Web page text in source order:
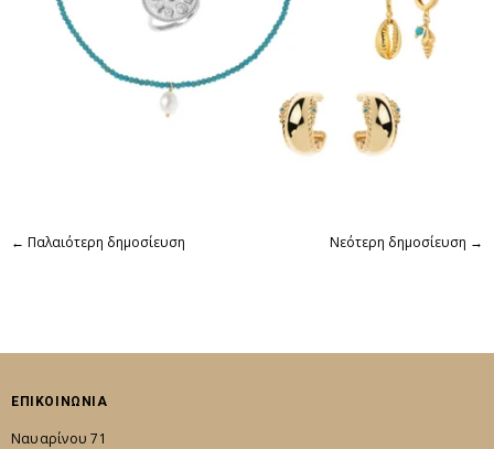
← Παλαιότερη δημοσίευση Νεότερη δημοσίευση →
ΕΠΙΚΟΙΝΩΝΙΑ
Ναυαρίνου 71